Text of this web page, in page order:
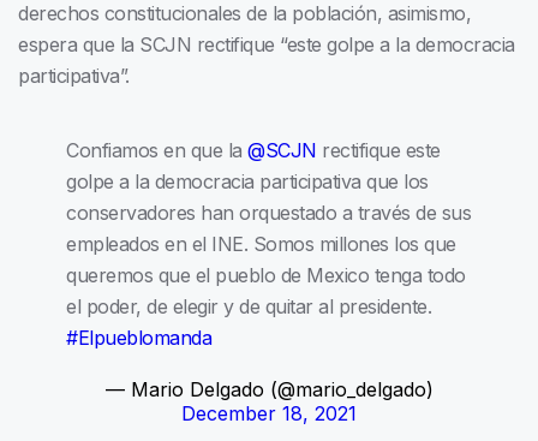
derechos constitucionales de la población, asimismo,
espera que la SCJN rectifique “este golpe a la democracia
participativa”.
Confiamos en que la @SCJN rectifique este
golpe a la democracia participativa que los
conservadores han orquestado a través de sus
empleados en el INE. Somos millones los que
queremos que el pueblo de Mexico tenga todo
el poder, de elegir y de quitar al presidente.
#Elpueblomanda
— Mario Delgado (@mario_delgado)
December 18, 2021